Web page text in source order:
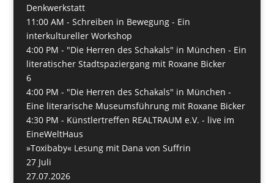
Denkwerkstatt
11:00 AM - Schreiben in Bewegung - Ein
interkultureller Workshop
4:00 PM - "Die Herren des Schakals" in München - Ein
literatischer Stadtspaziergang mit Roxane Bicker
6
4:00 PM - "Die Herren des Schakals" in München -
Eine literarische Museumsführung mit Roxane Bicker
4:30 PM - Künstlertreffen REALTRAUM e.V. - live im
EineWeltHaus
»Toxibaby« Lesung mit Dana von Suffrin
27 Juli
27.07.2026